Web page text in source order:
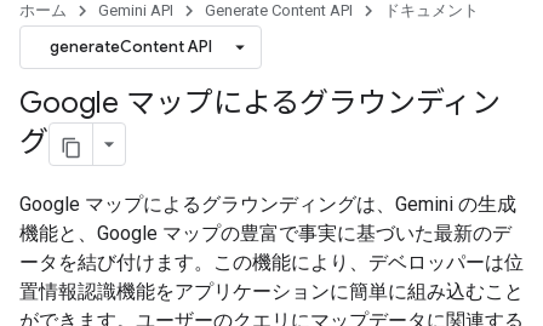
ホーム Gemini API Generate Content API ドキュメント
generateContent API
Google マップによるグラウンディン
グ
Google マップによるグラウンディングは、Gemini の生成
機能と、Google マップの豊富で事実に基づいた最新のデ
ータを結び付けます。この機能により、デベロッパーは位
置情報認識機能をアプリケーションに簡単に組み込むこと
ができます。ユーザーのクエリにマップデータに関連する